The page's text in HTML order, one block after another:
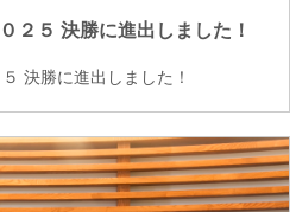
２５ 決勝に進出しました！
決勝に進出しました！